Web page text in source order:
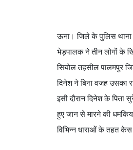
ऊना। जिले के पुलिस थाना
भेड़पालक ने तीन लोगों के
सियोल तहसील पालमपुर
दिनेश ने बिना वजह उसका
इसी दौरान दिनेश के
हुए जान से मारने की
विभिन्न धाराओं के तहत